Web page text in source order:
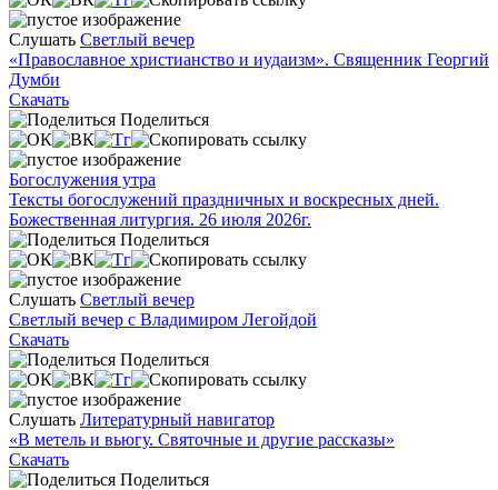
Слушать Светлый вечер
«Православное христианство и иудаизм». Священник Георгий
Думби
Скачать
Поделиться
Богослужения утра
Тексты богослужений праздничных и воскресных дней.
Божественная литургия. 26 июля 2026г.
Поделиться
Слушать Светлый вечер
Светлый вечер с Владимиром Легойдой
Скачать
Поделиться
Слушать Литературный навигатор
«В метель и вьюгу. Святочные и другие рассказы»
Скачать
Поделиться